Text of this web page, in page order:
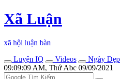
Xã Luận
xã hội luận bàn
Luyện IQ
Videos
Ngày Đẹp
09:09:09 AM, Thứ Abc 09/09/2021